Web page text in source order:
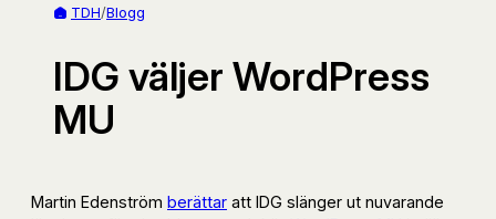
TDH/Blogg
IDG väljer WordPress
MU
Martin Edenström berättar att IDG slänger ut nuvarande